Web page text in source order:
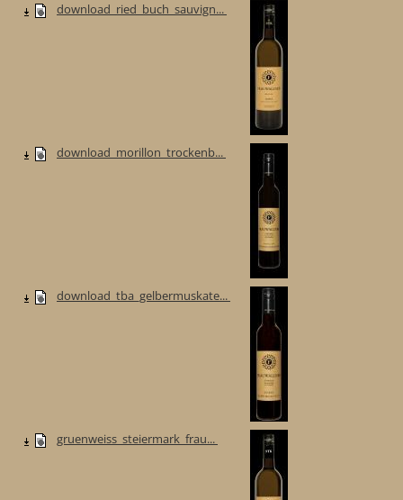
download_ried_buch_sauvign...
download_morillon_trockenb...
download_tba_gelbermuskate...
gruenweiss_steiermark_frau...